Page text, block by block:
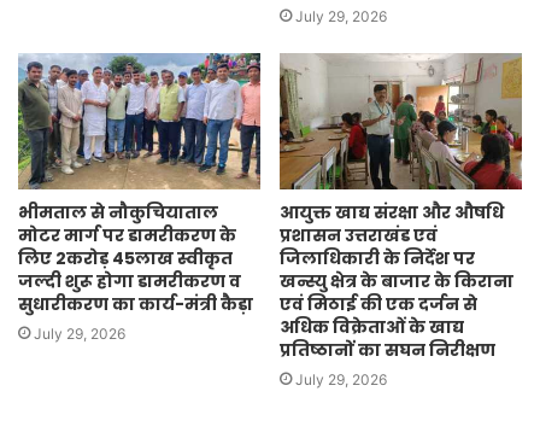
July 29, 2026
भीमताल से नौकुचियाताल
मोटर मार्ग पर डामरीकरण के
लिए 2करोड़ 45लाख स्वीकृत
जल्दी शुरू होगा डामरीकरण व
सुधारीकरण का कार्य-मंत्री कैड़ा
July 29, 2026
आयुक्त खाद्य संरक्षा और औषधि
प्रशासन उत्तराखंड एवं
जिलाधिकारी के निर्देश पर
खन्स्यु क्षेत्र के बाजार के किराना
एवं मिठाई की एक दर्जन से
अधिक विक्रेताओं के खाद्य
प्रतिष्ठानों का सघन निरीक्षण
July 29, 2026